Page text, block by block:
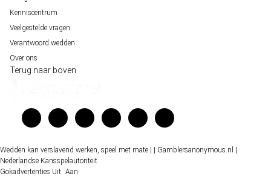
Kenniscentrum
Veelgestelde vragen
Verantwoord wedden
Over ons
Terug naar boven
Wedden kan verslavend werken, speel met mate | | Gamblersanonymous.nl |
Nederlandse Kansspelautoriteit
Gokadvertenties Uit Aan